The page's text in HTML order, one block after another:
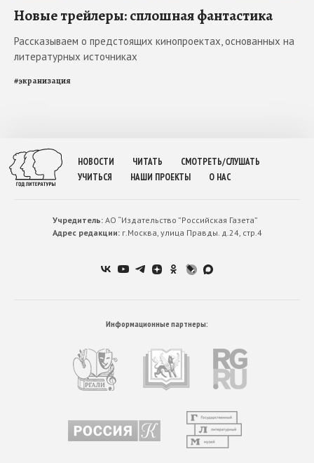
Новые трейлеры: сплошная фантастика
Рассказываем о предстоящих кинопроектах, основанных на
литературных источниках
#экранизация
НОВОСТИ ЧИТАТЬ
СМОТРЕТЬ/СЛУШАТЬ
УЧИТЬСЯ
НАШИ ПРОЕКТЫ О НАС
Учредитель:АО “Издательство ”Российская Газета”
Адрес редакции:г.Москва, улица Правды. д.24, стр.4
Информационные партнеры: